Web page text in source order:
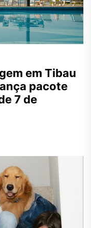
em Tibau
pacote
7 de